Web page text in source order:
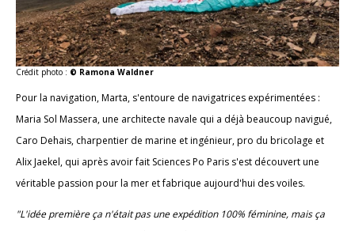
Crédit photo : © Ramona Waldner
Pour la navigation, Marta, s'entoure de navigatrices expérimentées :
Maria Sol Massera, une architecte navale qui a déjà beaucoup navigué,
Caro Dehais, charpentier de marine et ingénieur, pro du bricolage et
Alix Jaekel, qui après avoir fait Sciences Po Paris s'est découvert une
véritable passion pour la mer et fabrique aujourd'hui des voiles.
"L'idée première ça n'était pas une expédition 100% féminine, mais ça